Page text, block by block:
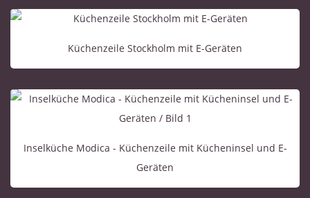
Küchenzeile Stockholm mit E-Geräten
Inselküche Modica - Küchenzeile mit Kücheninsel und E-
Geräten